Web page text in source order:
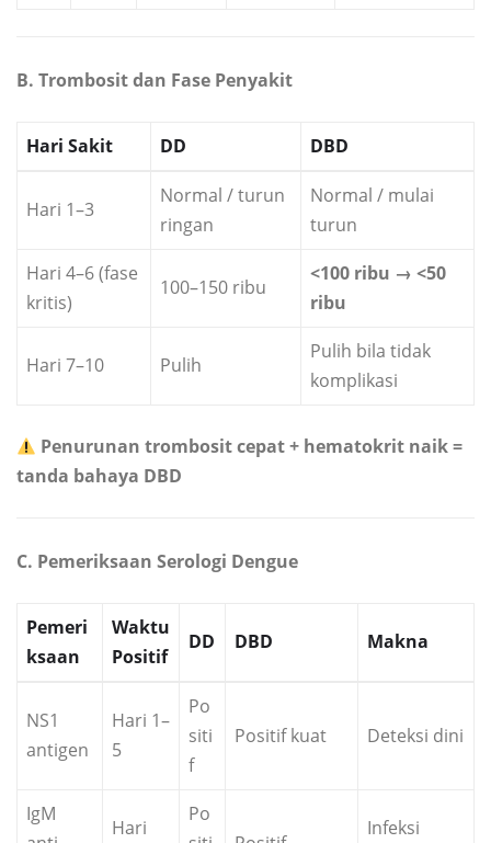
B. Trombosit dan Fase Penyakit
Hari Sakit DD DBD
Hari 1–3
Normal / turun
ringan
Normal / mulai
turun
Hari 4–6 (fase
kritis)
100–150 ribu
<100 ribu → <50
ribu
Hari 7–10 Pulih
Pulih bila tidak
komplikasi
Penurunan trombosit cepat + hematokrit naik =
tanda bahaya DBD
C. Pemeriksaan Serologi Dengue
Pemeri
ksaan
Waktu
Positif
DD DBD Makna
NS1
antigen
Hari 1–
5
Po
siti
f
Positif kuat Deteksi dini
IgM
Hari
Po
Infeksi